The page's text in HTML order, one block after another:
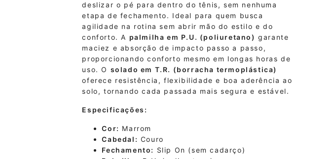
deslizar o pé para dentro do tênis, sem nenhuma
etapa de fechamento. Ideal para quem busca
agilidade na rotina sem abrir mão do estilo e do
conforto. A palmilha em P.U. (poliuretano) garante
maciez e absorção de impacto passo a passo,
proporcionando conforto mesmo em longas horas de
uso. O solado em T.R. (borracha termoplástica)
oferece resistência, flexibilidade e boa aderência ao
solo, tornando cada passada mais segura e estável.
Especificações:
Cor: Marrom
Cabedal: Couro
Fechamento: Slip On (sem cadarço)